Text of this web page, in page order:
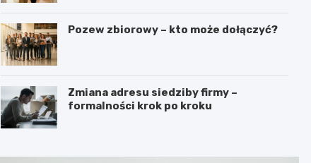
Pozew zbiorowy – kto może dołączyć?
Zmiana adresu siedziby firmy –
formalności krok po kroku